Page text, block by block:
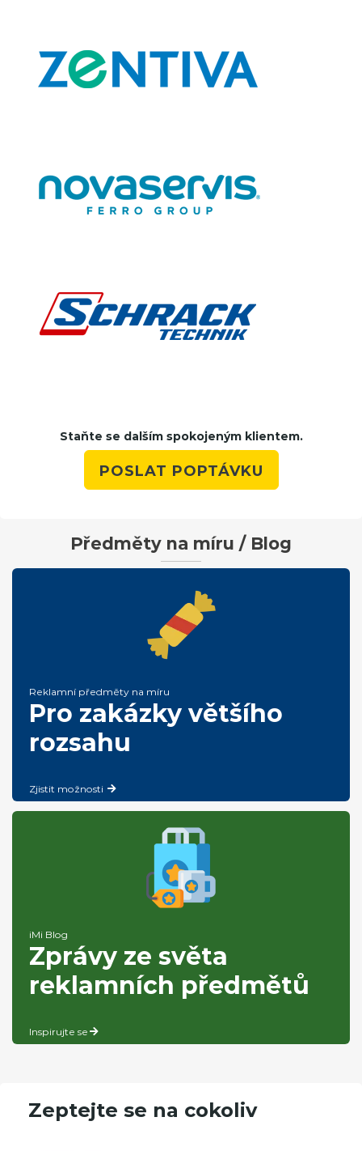
Staňte se dalším spokojeným klientem.
POSLAT POPTÁVKU
Předměty na míru / Blog
Reklamní předměty na míru
Pro zakázky většího
rozsahu
Zjistit možnosti
iMi Blog
Zprávy ze světa
reklamních předmětů
Inspirujte se
Zeptejte se na cokoliv